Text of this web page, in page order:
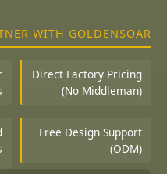
WITH GOLDENSOAR?
Direct Factory Pricing
(No Middleman)
Free Design Support
(ODM)